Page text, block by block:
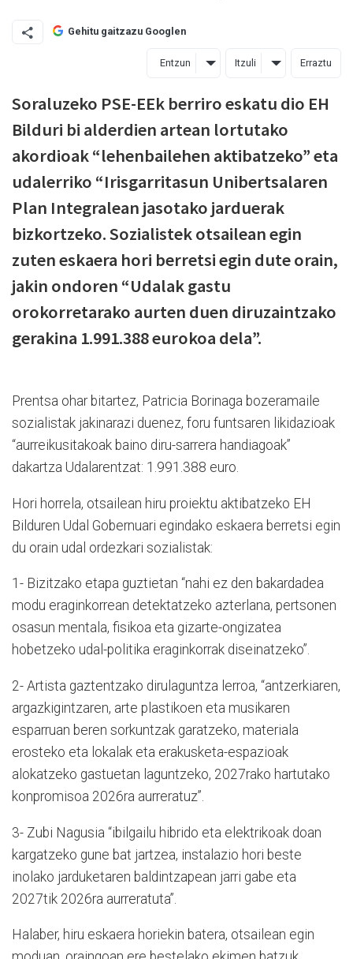
Gehitu gaitzazu Googlen
Entzun Itzuli Erraztu
Soraluzeko PSE-EEk berriro eskatu dio EH
Bilduri bi alderdien artean lortutako
akordioak “lehenbailehen aktibatzeko” eta
udalerriko “Irisgarritasun Unibertsalaren
Plan Integralean jasotako jarduerak
bizkortzeko. Sozialistek otsailean egin
zuten eskaera hori berretsi egin dute orain,
jakin ondoren “Udalak gastu
orokorretarako aurten duen diruzaintzako
gerakina 1.991.388 eurokoa dela”.
Prentsa ohar bitartez, Patricia Borinaga bozeramaile
sozialistak jakinarazi duenez, foru funtsaren likidazioak
“aurreikusitakoak baino diru-sarrera handiagoak”
dakartza Udalarentzat: 1.991.388 euro.
Hori horrela, otsailean hiru proiektu aktibatzeko EH
Bilduren Udal Gobernuari egindako eskaera berretsi egin
du orain udal ordezkari sozialistak:
1- Bizitzako etapa guztietan “nahi ez den bakardadea
modu eraginkorrean detektatzeko azterlana, pertsonen
osasun mentala, fisikoa eta gizarte-ongizatea
hobetzeko udal-politika eraginkorrak diseinatzeko”.
2- Artista gaztentzako dirulaguntza lerroa, “antzerkiaren,
argazkigintzaren, arte plastikoen eta musikaren
esparruan beren sorkuntzak garatzeko, materiala
erosteko eta lokalak eta erakusketa-espazioak
alokatzeko gastuetan laguntzeko, 2027rako hartutako
konpromisoa 2026ra aurreratuz”.
3- Zubi Nagusia “ibilgailu hibrido eta elektrikoak doan
kargatzeko gune bat jartzea, instalazio hori beste
inolako jarduketaren baldintzapean jarri gabe eta
2027tik 2026ra aurreratuta”.
Halaber, hiru eskaera horiekin batera, otsailean egin